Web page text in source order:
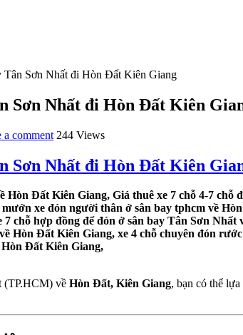
Tân Sơn Nhất đi Hòn Đất Kiên Giang
Sơn Nhất đi Hòn Đất Kiên
a comment 244 Views
Sơn Nhất đi Hòn Đất Kiên
Hòn Đất Kiên Giang, Giá thuê xe 7 chỗ 4-7
xe đón người thân ở sân bay tphcm về
chỗ hợp đồng để đón ở sân bay Tân Sơn
Hòn Đất Kiên Giang, xe 4 chỗ chuyên đón
Đất Kiên Giang,
(TP.HCM) về Hòn Đất, Kiên Giang, bạn có thể